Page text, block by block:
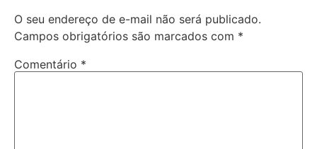
O seu endereço de e-mail não será publicado.
Campos obrigatórios são marcados com *
Comentário *